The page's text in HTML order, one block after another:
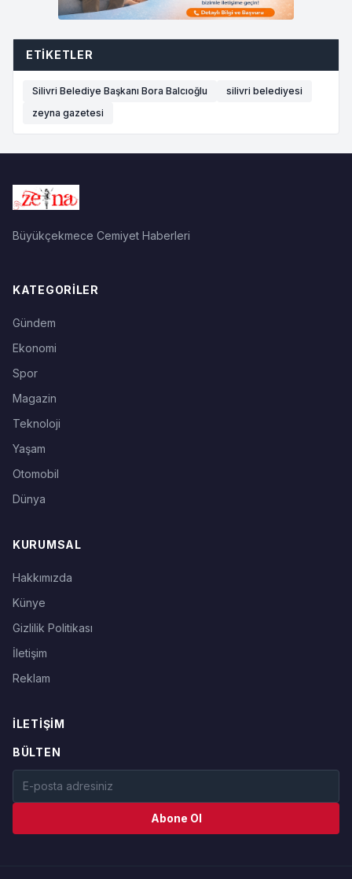
ETIKETLER
Silivri Belediye Başkanı Bora Balcıoğlu
silivri belediyesi
zeyna gazetesi
Büyükçekmece Cemiyet Haberleri
KATEGORILER
Gündem
Ekonomi
Spor
Magazin
Teknoloji
Yaşam
Otomobil
Dünya
KURUMSAL
Hakkımızda
Künye
Gizlilik Politikası
İletişim
Reklam
İLETIŞIM
BÜLTEN
Abone Ol